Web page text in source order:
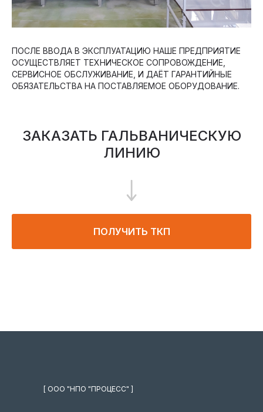
ПОСЛЕ ВВОДА В ЭКСПЛУАТАЦИЮ НАШЕ ПРЕДПРИЯТИЕ
ОСУЩЕСТВЛЯЕТ ТЕХНИЧЕСКОЕ СОПРОВОЖДЕНИЕ,
СЕРВИСНОЕ ОБСЛУЖИВАНИЕ, И ДАЁТ ГАРАНТИЙНЫЕ
ОБЯЗАТЕЛЬСТВА НА ПОСТАВЛЯЕМОЕ ОБОРУДОВАНИЕ.
ЗАКАЗАТЬ ГАЛЬВАНИЧЕСКУЮ
ЛИНИЮ
ПОЛУЧИТЬ ТКП
[ ООО "НПО "ПРОЦЕСС" ]